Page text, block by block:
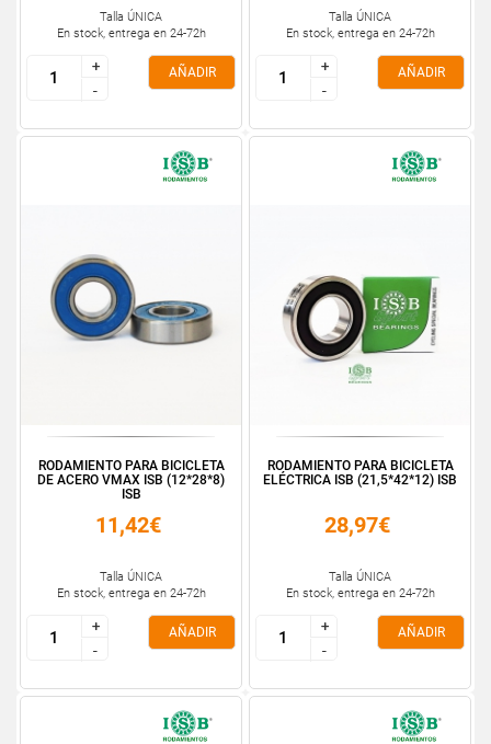
Talla ÚNICA
En stock, entrega en 24-72h
+
-
+
-
AÑADIR
Talla ÚNICA
En stock, entrega en 24-72h
+
-
+
-
AÑADIR
RODAMIENTO PARA BICICLETA
DE ACERO VMAX ISB (12*28*8)
ISB
11,42€
Talla ÚNICA
En stock, entrega en 24-72h
+
-
+
-
AÑADIR
RODAMIENTO PARA BICICLETA
ELÉCTRICA ISB (21,5*42*12) ISB
28,97€
Talla ÚNICA
En stock, entrega en 24-72h
+
-
+
-
AÑADIR